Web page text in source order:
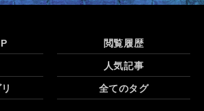
閲覧履歴
人気記事
全てのタグ